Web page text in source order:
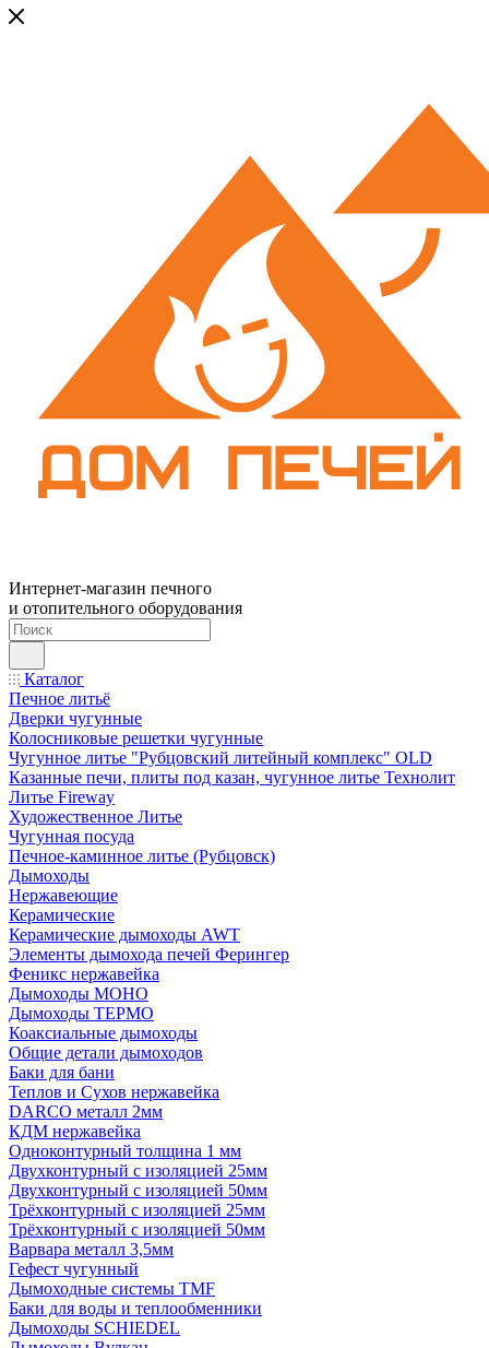
Интернет-магазин печного
и отопительного оборудования
Каталог
Печное литьё
Дверки чугунные
Колосниковые решетки чугунные
Чугунное литье "Рубцовский литейный комплекс" OLD
Казанные печи, плиты под казан, чугунное литье Технолит
Литье Fireway
Художественное Литье
Чугунная посуда
Печное-каминное литье (Рубцовск)
Дымоходы
Нержавеющие
Керамические
Керамические дымоходы AWT
Элементы дымохода печей Ферингер
Феникс нержавейка
Дымоходы МОНО
Дымоходы ТЕРМО
Коаксиальные дымоходы
Общие детали дымоходов
Баки для бани
Теплов и Сухов нержавейка
DARCO металл 2мм
КДМ нержавейка
Одноконтурный толщина 1 мм
Двухконтурный с изоляцией 25мм
Двухконтурный с изоляцией 50мм
Трёхконтурный с изоляцией 25мм
Трёхконтурный с изоляцией 50мм
Варвара металл 3,5мм
Гефест чугунный
Дымоходные системы TMF
Баки для воды и теплообменники
Дымоходы SCHIEDEL